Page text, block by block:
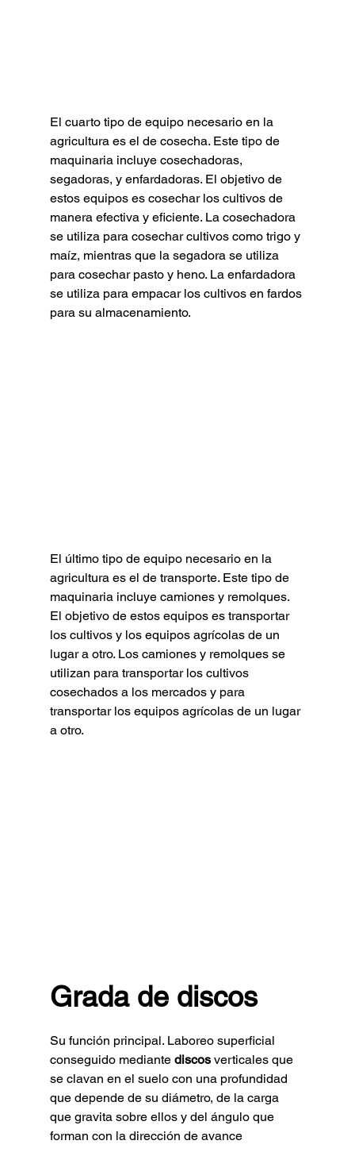
El cuarto tipo de equipo necesario en la
agricultura es el de cosecha. Este tipo de
maquinaria incluye cosechadoras,
segadoras, y enfardadoras. El objetivo de
estos equipos es cosechar los cultivos de
manera efectiva y eficiente. La cosechadora
se utiliza para cosechar cultivos como trigo y
maíz, mientras que la segadora se utiliza
para cosechar pasto y heno. La enfardadora
se utiliza para empacar los cultivos en fardos
para su almacenamiento.
El último tipo de equipo necesario en la
agricultura es el de transporte. Este tipo de
maquinaria incluye camiones y remolques.
El objetivo de estos equipos es transportar
los cultivos y los equipos agrícolas de un
lugar a otro. Los camiones y remolques se
utilizan para transportar los cultivos
cosechados a los mercados y para
transportar los equipos agrícolas de un lugar
a otro.
Grada de discos
Su función principal. Laboreo superficial
conseguido mediante discos verticales que
se clavan en el suelo con una profundidad
que depende de su diámetro, de la carga
que gravita sobre ellos y del ángulo que
forman con la dirección de avance